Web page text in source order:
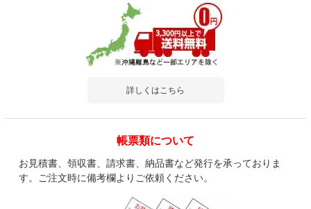
詳しくはこちら
帳票類について
お見積書、領収書、請求書、納品書など発行を承っておりま
す。ご注文時に備考欄よりご依頼ください。